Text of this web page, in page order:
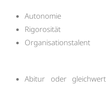
Autonomie
Rigorosität
Organisationstalent
Abitur oder